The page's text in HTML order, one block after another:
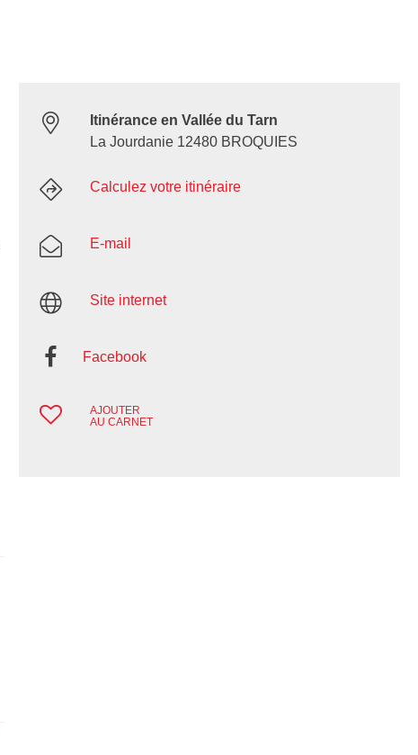
Itinérance en Vallée du Tarn
La Jourdanie 12480 BROQUIES
Calculez votre itinéraire
E-mail
Site internet
Facebook
AJOUTER
AU CARNET